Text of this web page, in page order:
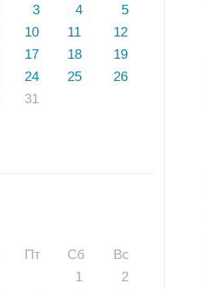
3 4
5
10 11
12
17 18
19
24 25
26
31
Пт Сб
Вс
1
2